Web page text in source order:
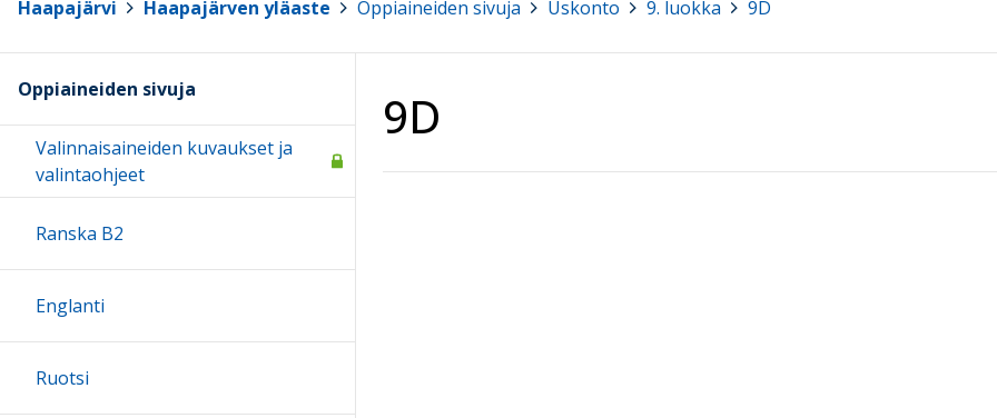
Haapajärvi Haapajärven yläaste Oppiaineiden sivuja Uskonto 9. luokka 9D
9D
Oppiaineiden sivuja
Valinnaisaineiden kuvaukset ja
valintaohjeet
Ranska B2
Englanti
Ruotsi